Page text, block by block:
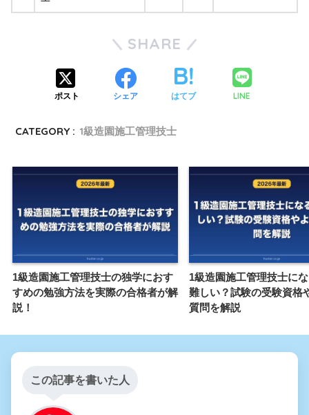
SHARE
ポスト シェア はてブ LINE
CATEGORY : 1級造園施工管理技士
1級造園施工管理技士の独学におす
すめの勉強方法を実際の合格者が解
説！
1級造園施工管理技士に
難しい？試験の受験資格
質問を解説
この記事を書いた人